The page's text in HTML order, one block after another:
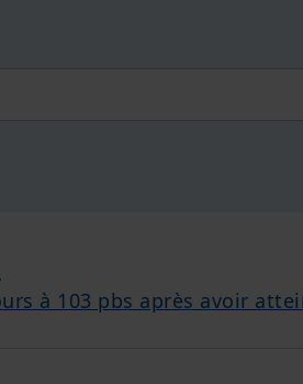
à 103 pbs après avoir